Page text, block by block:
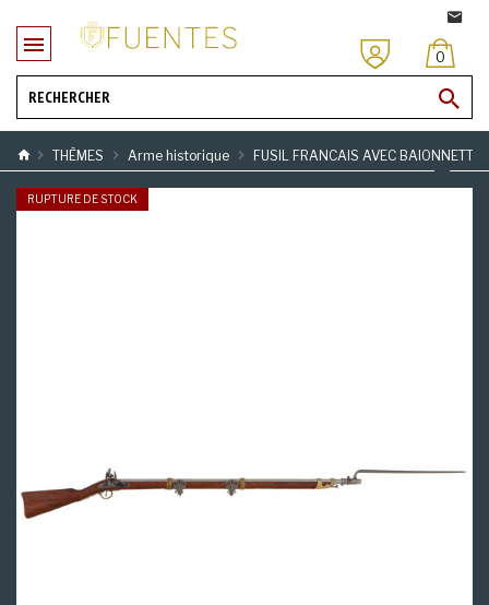
0
THÈMES Arme historique FUSIL FRANCAIS AVEC
RUPTURE DE STOCK